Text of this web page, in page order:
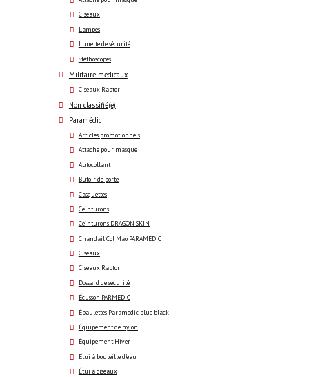
Ciseaux
Lampes
Lunette de sécurité
Stéthoscopes
Militaire médicaux
Ciseaux Raptor
Non classifié(e)
Paramédic
Articles promotionnels
Attache pour masque
Autocollant
Butoir de porte
Casquettes
Ceinturons
Ceinturons DRAGON SKIN
Chandail Col Mao PARAMEDIC
Ciseaux
Ciseaux Raptor
Dossard de sécurité
Écusson PARMEDIC
Épaulettes Paramedic blue black
Équipement de nylon
Équipement Hiver
Étui à bouteille d'eau
Étui à ciseaux